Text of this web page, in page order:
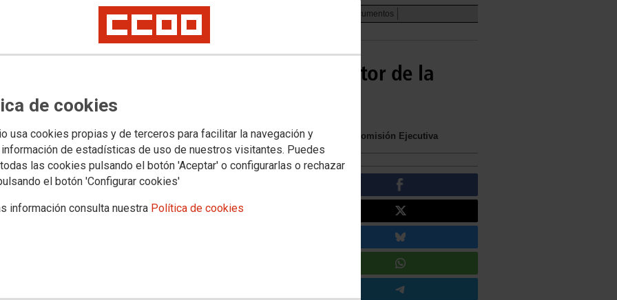
de cookies
usa cookies propias y de terceros para facilitar la navegación y
de estadísticas de uso de nuestros visitantes. Puedes
las cookies pulsando el botón 'Aceptar' o configurarlas o rechazar
el botón 'Configurar cookies'
información consulta nuestra Política de cookies
Normativa-Legislación Mugeju Personal Interino
Documentos
Secretaria General estatal del Sector de la
de CCOO
de Justicia que se celebró en Zaragoza eligió también a una nueva Comisión Ejecutiva